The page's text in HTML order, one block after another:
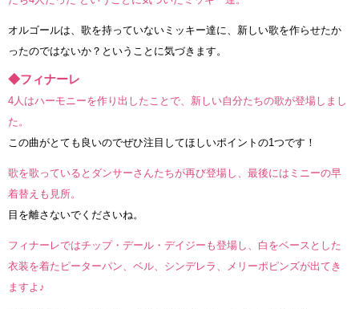
オルゴールは、歌を持っていないミッキー達に、新しい歌を作らせたか
ったのではないか？ということに気づきます。
◆フィナーレ
4人はハーモニーを作り出したことで、新しい自分たちの歌が登場しまし
た。
この曲がとても良いのでぜひ注目してほしいポイントの1つです！
歌を歌っているとダンサーさんたちが再び登場し、最後にはミニーの早
着替えも見所。
目を離さないでくださいね。
フィナーレではチップ・デール・デイジーも登場し、白をベースとした
衣装を着たピーターパン、ベル、シンデレラ、メリーポピンズが出てき
ますよ♪